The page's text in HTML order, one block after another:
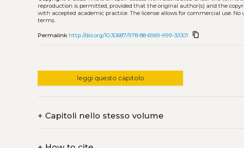
reproduction is permitted, provided that the original author(s) and the
with accepted academic practice. The license allows for commercial use.
terms.
Permalink http://doi.org/10.30687/978-88-6969-999-3/001 content_copy
leggi questo capitolo
+ Capitoli nello stesso volume